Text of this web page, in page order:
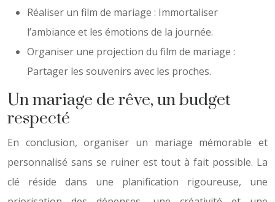
Réaliser un film de mariage : Immortaliser
l’ambiance et les émotions de la journée.
Organiser une projection du film de mariage :
Partager les souvenirs avec les proches.
Un mariage de rêve, un budget
respecté
En conclusion, organiser un mariage mémorable et
personnalisé sans se ruiner est tout à fait possible. La
clé réside dans une planification rigoureuse, une